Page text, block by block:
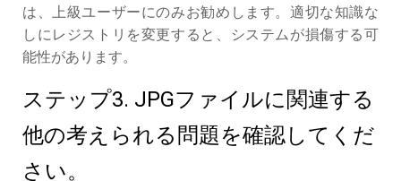
は、上級ユーザーにのみお勧めします。適切な知識な
しにレジストリを変更すると、システムが損傷する可
能性があります。
ステップ3. JPGファイルに関連する
他の考えられる問題を確認してくだ
さい。